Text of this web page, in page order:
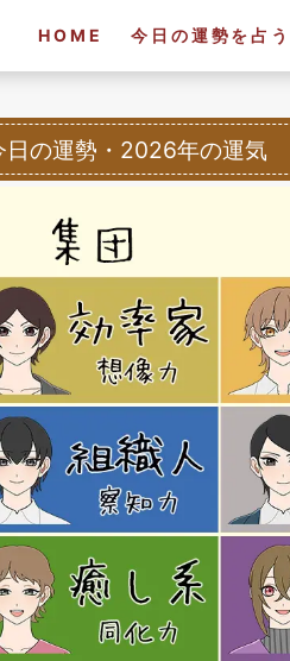
HOME 今日の運勢を占う
日の運勢・2026年の運気